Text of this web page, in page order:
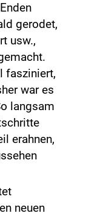
gerodet,
usw.,
fasziniert,
war es
langsam
erahnen,
neuen